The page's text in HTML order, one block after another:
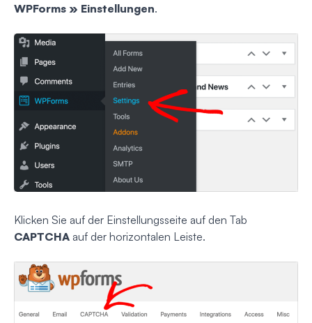
WPForms » Einstellungen.
Klicken Sie auf der Einstellungsseite auf den Tab
CAPTCHA auf der horizontalen Leiste.